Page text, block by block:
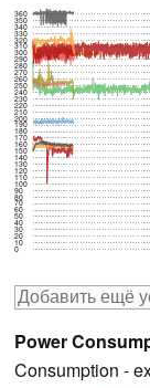
0
10
20
30
40
50
60
70
80
90
100
110
120
130
140
150
160
170
180
190
200
210
220
230
240
250
260
270
280
290
300
310
320
330
340
350
360
Power
Consumption -